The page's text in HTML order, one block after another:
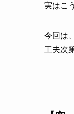
実はこ
今回は、
工夫次